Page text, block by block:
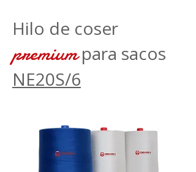
Hilo de coser
premiumpara sacos
NE20S/6